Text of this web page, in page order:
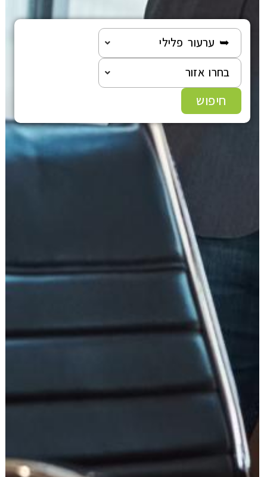
➥ ערעור פלילי
בחרו אזור
חיפוש